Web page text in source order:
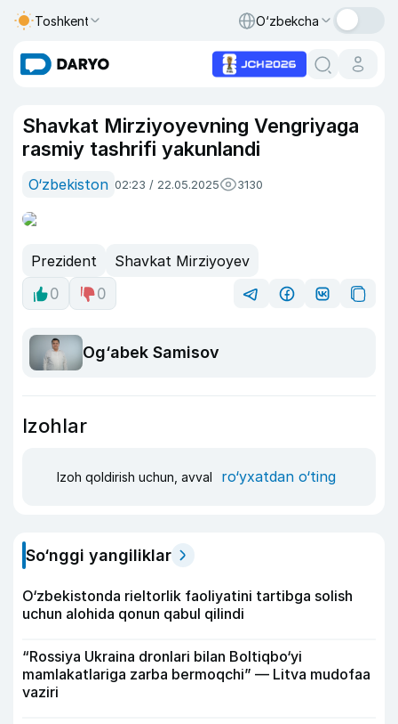
Toshkent O‘zbekcha
Shavkat Mirziyoyevning Vengriyaga
rasmiy tashrifi yakunlandi
O‘zbekiston 02:23 / 22.05.2025 3130
Prezident
Shavkat Mirziyoyev
0
0
Og‘abek Samisov
Izohlar
Izoh qoldirish uchun, avval ro‘yxatdan o‘ting
So‘nggi yangiliklar
O‘zbekistonda rieltorlik faoliyatini tartibga solish
uchun alohida qonun qabul qilindi
“Rossiya Ukraina dronlari bilan Boltiqbo‘yi
mamlakatlariga zarba bermoqchi” — Litva mudofaa
vaziri